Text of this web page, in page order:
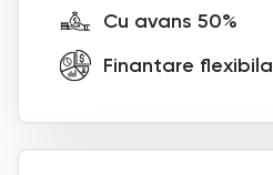
Cu avans 50%
Finantare flexibila